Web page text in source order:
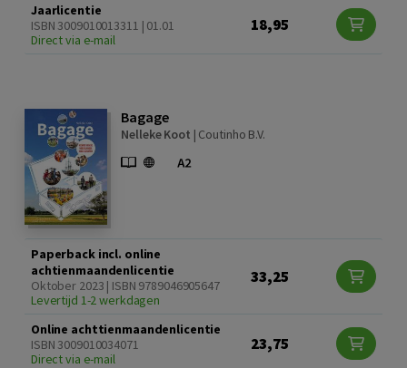
Jaarlicentie
ISBN 3009010013311 | 01.01
Direct via e-mail
18,95
Bagage
Nelleke Koot | Coutinho B.V.
Paperback incl. online
achtienmaandenlicentie
Oktober 2023 | ISBN 9789046905647
Levertijd 1-2 werkdagen
33,25
Online achttienmaandenlicentie
ISBN 3009010034071
Direct via e-mail
23,75